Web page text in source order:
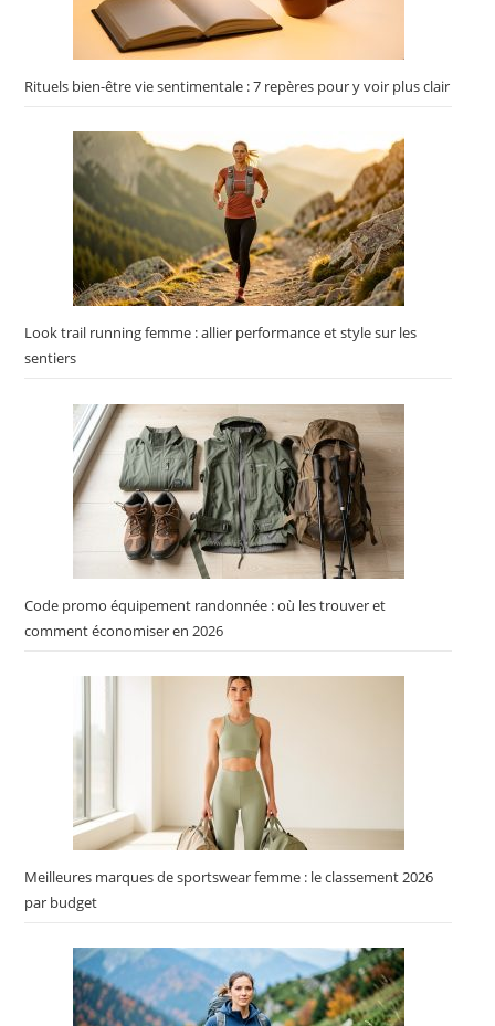
Rituels bien-être vie sentimentale : 7 repères pour y voir plus clair
Look trail running femme : allier performance et style sur les
sentiers
Code promo équipement randonnée : où les trouver et
comment économiser en 2026
Meilleures marques de sportswear femme : le classement 2026
par budget